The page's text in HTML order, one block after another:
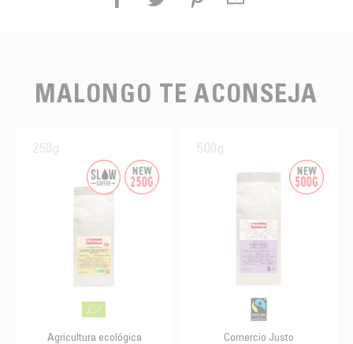
MALONGO TE ACONSEJA
250g
Agricultura ecológica
500g
Comercio Justo